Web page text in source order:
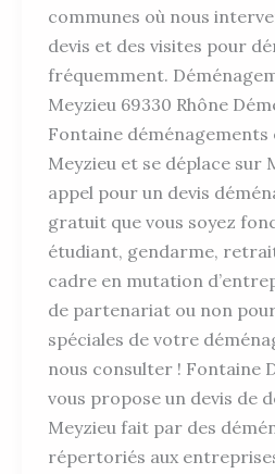
communes où nous
devis et des visites pour
fréquemment.
Meyzieu 69330 Rhône
Fontaine déménagements
Meyzieu et se déplace sur
appel pour un devis
gratuit que vous soyez
étudiant, gendarme,
cadre en mutation
de partenariat ou non
spéciales de votre
nous consulter ! Fontaine
vous propose un devis de
Meyzieu fait par des
répertoriés aux